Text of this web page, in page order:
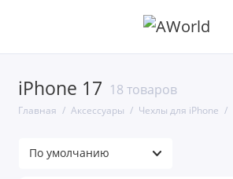
iPhone 17 18 товаров
Главная Аксессуары Чехлы для iPhone